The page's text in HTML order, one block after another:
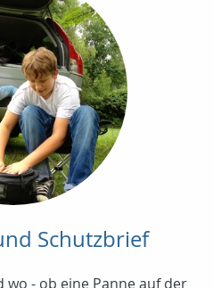
Schutzbrief
wo - ob eine Panne auf der